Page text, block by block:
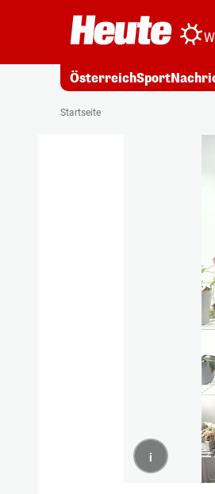
ÖsterreichSport
Startseite
i